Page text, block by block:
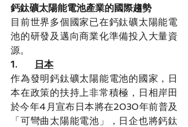
鈣鈦礦太陽能電池產業的國際趨勢
目前世界多個國家已在鈣鈦礦太陽能電
池的研發及邁向商業化準備投入大量資
源。
1.
日本
作為發明鈣鈦礦太陽能電池的國家，日
本在政策的扶持上非常積極，日相岸田
於今年4月宣布日本將在2030年前普及
「可彎曲太陽能電池」，日企也將鈣鈦